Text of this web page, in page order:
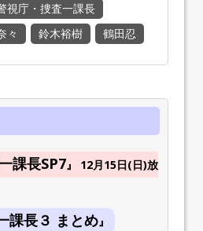
視庁・捜査一課長
々 鈴木裕樹 鶴田忍
課長SP7』
12月15日(日)放
課長３ まとめ』